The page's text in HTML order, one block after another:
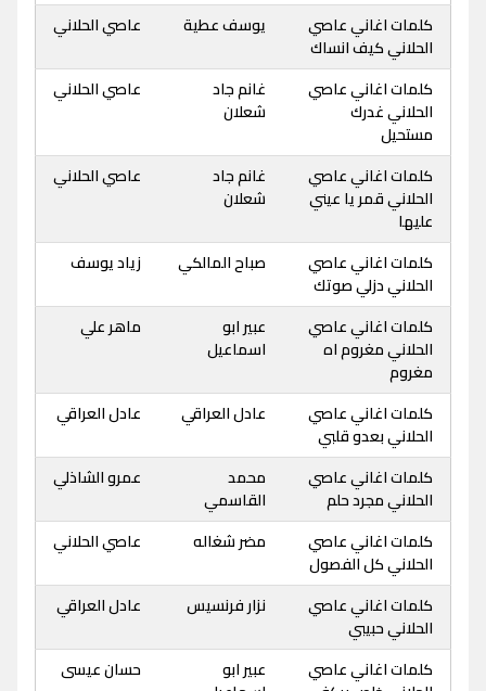
كلمات اغاني عاصي
الحلاني كيف انساك
يوسف عطية عاصي الحلاني
كلمات اغاني عاصي
الحلاني غدرك
مستحيل
غانم جاد
شعلان
عاصي الحلاني
كلمات اغاني عاصي
الحلاني قمر يا عيني
عليها
غانم جاد
شعلان
عاصي الحلاني
كلمات اغاني عاصي
الحلاني دزلي صوتك
صباح المالكي زياد يوسف
كلمات اغاني عاصي
الحلاني مغروم اه
مغروم
عبير ابو
اسماعيل
ماهر علي
كلمات اغاني عاصي
الحلاني بعدو قلبي
عادل العراقي عادل العراقي
كلمات اغاني عاصي
الحلاني مجرد حلم
محمد
القاسمي
عمرو الشاذلي
كلمات اغاني عاصي
الحلاني كل الفصول
مضر شغاله عاصي الحلاني
كلمات اغاني عاصي
الحلاني حبيبي
نزار فرنسيس عادل العراقي
كلمات اغاني عاصي
عبير ابو
حسان عيسى